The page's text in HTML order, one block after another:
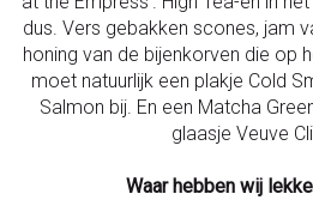
dus. Vers gebakken scones, jam
honing van de bijenkorven die op
moet natuurlijk een plakje Cold
Salmon bij. En een Matcha
glaasje Veuve
Waar hebben wij